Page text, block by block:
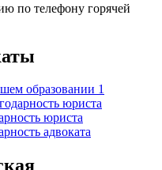
по телефону горячей